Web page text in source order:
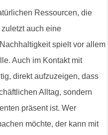
Ressourcen, die
auch eine
spielt vor allem
Auch im Kontakt mit
direkt aufzuzeigen, dass
Alltag, sondern
präsent ist. Wer
möchte, der kann mit